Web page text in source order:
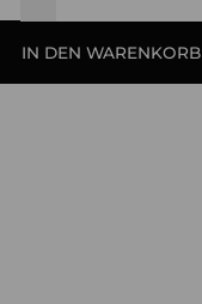
IN DEN WARENKORB